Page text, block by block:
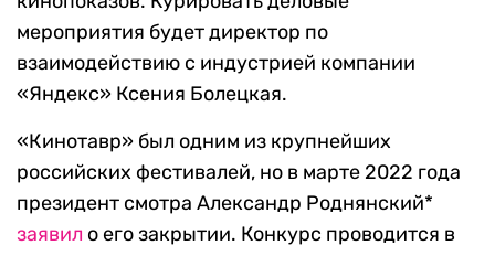
мероприятия будет директор по
взаимодействию с индустрией компании
«Яндекс» Ксения Болецкая.
«Кинотавр» был одним из крупнейших
российских фестивалей, но в марте 2022 года
президент смотра Александр Роднянский*
заявил о его закрытии. Конкурс проводится в